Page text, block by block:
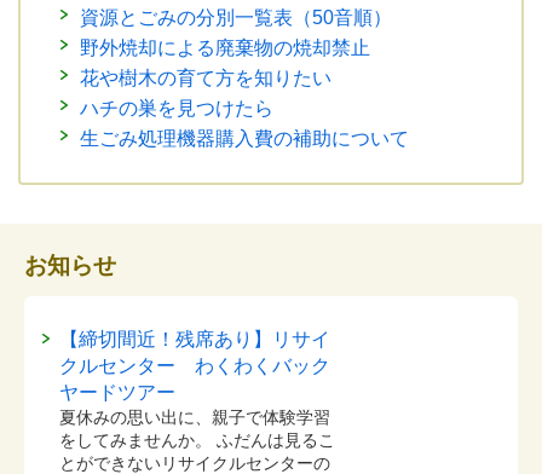
資源とごみの分別一覧表（50音順）
野外焼却による廃棄物の焼却禁止
花や樹木の育て方を知りたい
ハチの巣を見つけたら
生ごみ処理機器購入費の補助について
お知らせ
【締切間近！残席あり】リサイ
クルセンター わくわくバック
ヤードツアー
夏休みの思い出に、親子で体験学習
をしてみませんか。 ふだんは見るこ
とができないリサイクルセンターの